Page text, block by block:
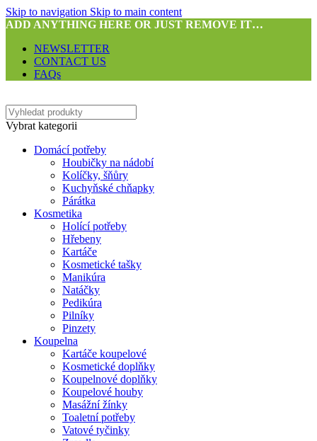
Skip to navigation Skip to main content
ADD ANYTHING HERE OR JUST REMOVE IT…
NEWSLETTER
CONTACT US
FAQs
Vybrat kategorii
Domácí potřeby
Houbičky na nádobí
Kolíčky, šňůry
Kuchyňské chňapky
Párátka
Kosmetika
Holící potřeby
Hřebeny
Kartáče
Kosmetické tašky
Manikúra
Natáčky
Pedikúra
Pilníky
Pinzety
Koupelna
Kartáče koupelové
Kosmetické doplňky
Koupelnové doplňky
Koupelové houby
Masážní žínky
Toaletní potřeby
Vatové tyčinky